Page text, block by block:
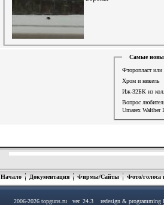
Самые
Фторопласт
Хром и никель
Иж-32БК из
Вопрос
Umarex Walther
Начало Документация Фирмы/Сайты Фото/голоса
2006-2026 topguns.ru ver. 24.3 redesign & programming